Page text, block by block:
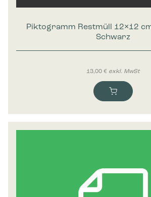
Piktogramm Restmüll 12×12
Schwarz
13,00 € exkl. MwSt